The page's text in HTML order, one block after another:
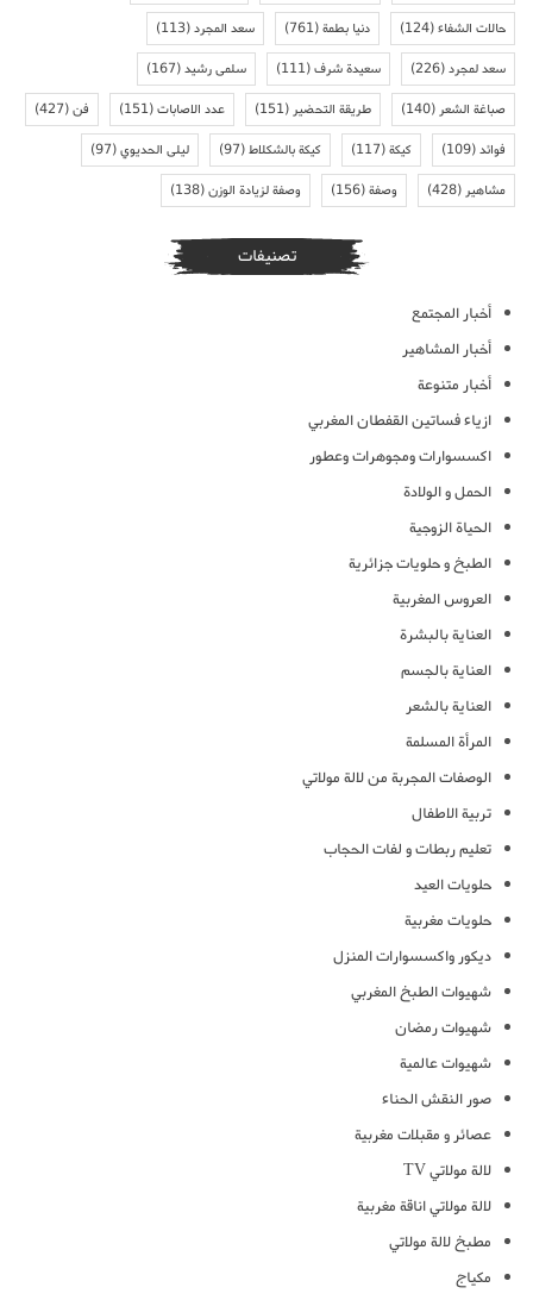
حالات الشفاء(124) دنيا بطمة(761) سعد المجرد(113)
سعد لمجرد(226) سعيدة شرف(111) سلمى رشيد(167)
صباغة الشعر(140) طريقة التحضير(151) عدد الاصابات(151) فن(427)
فوائد(109) كيكة(117) كيكة بالشكلاط(97) ليلى الحديوي(97)
مشاهير(428) وصفة(156) وصفة لزيادة الوزن(138)
تصنيفات
أخبار المجتمع
أخبار المشاهير
أخبار متنوعة
ازياء فساتين القفطان المغربي
اكسسوارات ومجوهرات وعطور
الحمل و الولادة
الحياة الزوجية
الطبخ و حلويات جزائرية
العروس المغربية
العناية بالبشرة
العناية بالجسم
العناية بالشعر
المرأة المسلمة
الوصفات المجربة من لالة مولاتي
تربية الاطفال
تعليم ربطات و لفات الحجاب
حلويات العيد
حلويات مغربية
ديكور واكسسوارات المنزل
شهيوات الطبخ المغربي
شهيوات رمضان
شهيوات عالمية
صور النقش الحناء
عصائر و مقبلات مغربية
لالة مولاتي TV
لالة مولاتي اناقة مغربية
مطبخ لالة مولاتي
مكياج